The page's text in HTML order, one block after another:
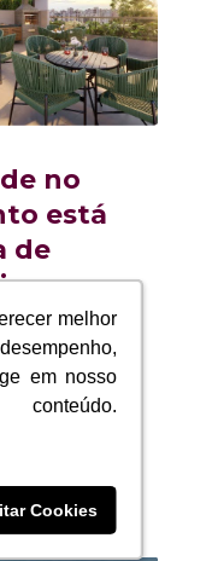
melhor
em nosso
Cookies
melhor
em nosso
Cookies
no
está
de
fluxo de
a forma